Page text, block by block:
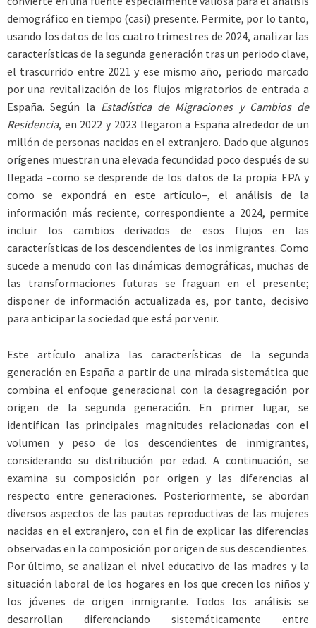
demográfico en tiempo (casi) presente. Permite, por lo tanto,
usando los datos de los cuatro trimestres de 2024, analizar las
características de la segunda generación tras un periodo clave,
el trascurrido entre 2021 y ese mismo año, periodo marcado
por una revitalización de los flujos migratorios de entrada a
España. Según la Estadística de Migraciones y Cambios de
Residencia, en 2022 y 2023 llegaron a España alrededor de un
millón de personas nacidas en el extranjero. Dado que algunos
orígenes muestran una elevada fecundidad poco después de su
llegada –como se desprende de los datos de la propia EPA y
como se expondrá en este artículo–, el análisis de la
información más reciente, correspondiente a 2024, permite
incluir los cambios derivados de esos flujos en las
características de los descendientes de los inmigrantes. Como
sucede a menudo con las dinámicas demográficas, muchas de
las transformaciones futuras se fraguan en el presente;
disponer de información actualizada es, por tanto, decisivo
para anticipar la sociedad que está por venir.
Este artículo analiza las características de la segunda
generación en España a partir de una mirada sistemática que
combina el enfoque generacional con la desagregación por
origen de la segunda generación. En primer lugar, se
identifican las principales magnitudes relacionadas con el
volumen y peso de los descendientes de inmigrantes,
considerando su distribución por edad. A continuación, se
examina su composición por origen y las diferencias al
respecto entre generaciones. Posteriormente, se abordan
diversos aspectos de las pautas reproductivas de las mujeres
nacidas en el extranjero, con el fin de explicar las diferencias
observadas en la composición por origen de sus descendientes.
Por último, se analizan el nivel educativo de las madres y la
situación laboral de los hogares en los que crecen los niños y
los jóvenes de origen inmigrante. Todos los análisis se
desarrollan diferenciando sistemáticamente entre